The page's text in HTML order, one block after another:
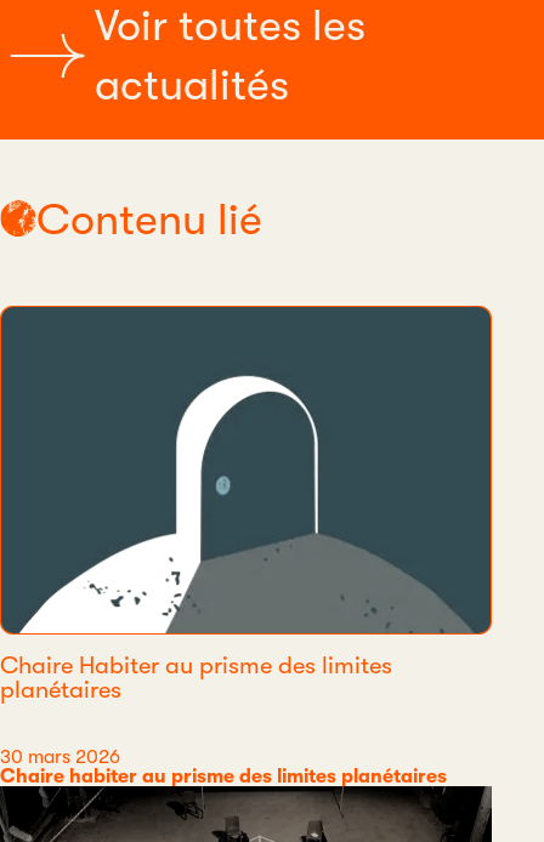
Voir toutes les
actualités
Contenu lié
Chaire Habiter au prisme des limites
planétaires
Date
30 mars 2026
Catégorie
Chaire habiter au prisme des limites planétaires